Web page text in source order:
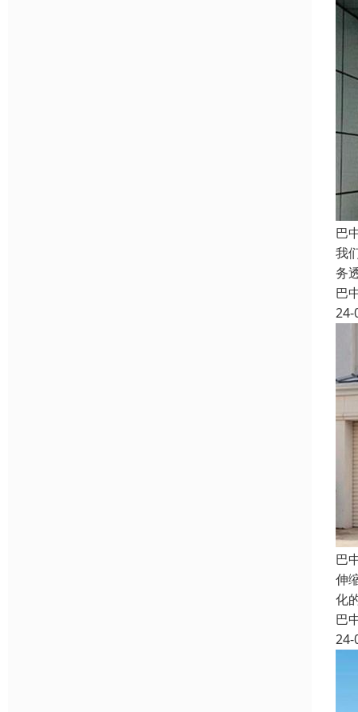
巴
我
务
巴
24-
巴
伸
化
巴
24-